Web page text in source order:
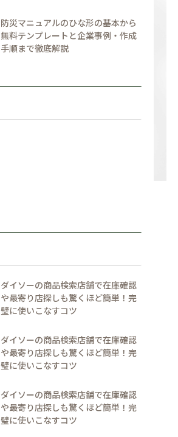
防災マニュアルのひな形の基本から
無料テンプレートと企業事例・作成
手順まで徹底解説
ダイソーの商品検索店舗で在庫確認
や最寄り店探しも驚くほど簡単！完
璧に使いこなすコツ
ダイソーの商品検索店舗で在庫確認
や最寄り店探しも驚くほど簡単！完
璧に使いこなすコツ
ダイソーの商品検索店舗で在庫確認
や最寄り店探しも驚くほど簡単！完
璧に使いこなすコツ